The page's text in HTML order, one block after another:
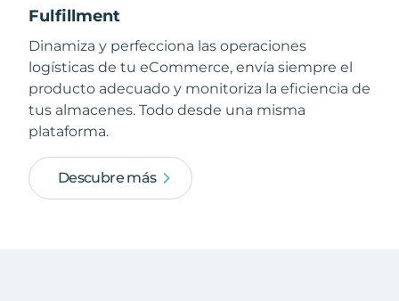
Fulfillment
Dinamiza y perfecciona las operaciones
logísticas de tu eCommerce, envía siempre el
producto adecuado y monitoriza la eficiencia de
tus almacenes. Todo desde una misma
plataforma.
Descubre más